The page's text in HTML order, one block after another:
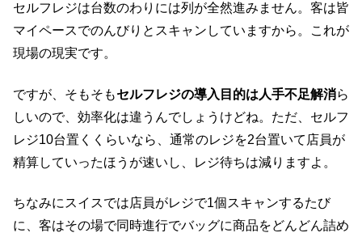
セルフレジは台数のわりには列が全然進みません。客は皆
マイペースでのんびりとスキャンしていますから。これが
現場の現実です。
ですが、そもそもセルフレジの導入目的は人手不足解消ら
しいので、効率化は違うんでしょうけどね。ただ、セルフ
レジ10台置くくらいなら、通常のレジを2台置いて店員が
精算していったほうが速いし、レジ待ちは減りますよ。
ちなみにスイスでは店員がレジで1個スキャンするたび
に、客はその場で同時進行でバッグに商品をどんどん詰め